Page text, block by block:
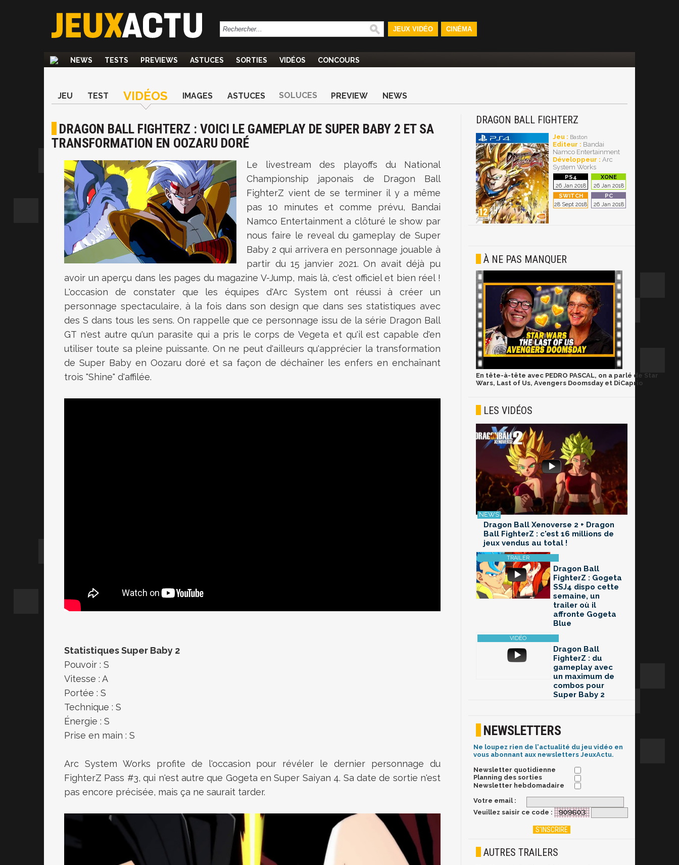
JEUX VIDÉO CINÉMA
NEWS TESTS PREVIEWS ASTUCES SORTIES VIDÉOS CONCOURS
JEU TEST VIDÉOS IMAGES ASTUCES SOLUCES PREVIEW NEWS
DRAGON BALL FIGHTERZ : VOICI LE GAMEPLAY DE SUPER BABY 2 ET SA
TRANSFORMATION EN OOZARU DORÉ
Le livestream des playoffs du National
Championship japonais de Dragon Ball
FighterZ vient de se terminer il y a même
pas 10 minutes et comme prévu, Bandai
Namco Entertainment a clôturé le show par
nous faire le reveal du gameplay de Super
Baby 2 qui arrivera en personnage jouable à
partir du 15 janvier 2021. On avait déjà pu
avoir un aperçu dans les pages du magazine V-Jump, mais là, c'est officiel et bien réel !
L'occasion de constater que les équipes d'Arc System ont réussi à créer un
personnage spectaculaire, à la fois dans son design que dans ses statistiques avec
des S dans tous les sens. On rappelle que ce personnage issu de la série Dragon Ball
GT n'est autre qu'un parasite qui a pris le corps de Vegeta et qu'il est capable d'en
utiliser toute sa pleine puissante. On ne peut d'ailleurs qu'apprécier la transformation
de Super Baby en Oozaru doré et sa façon de déchaîner les enfers en enchaînant
trois "Shine" d'affilée.
Statistiques Super Baby 2
Pouvoir : S
Vitesse : A
Portée : S
Technique : S
Énergie : S
Prise en main : S
Arc System Works profite de l'occasion pour révéler le dernier personnage du
FighterZ Pass #3, qui n'est autre que Gogeta en Super Saiyan 4. Sa date de sortie n'est
pas encore précisée, mais ça ne saurait tarder.
DRAGON BALL FIGHTERZ
Jeu : Baston
Editeur : Bandai
Namco Entertainment
Développeur : Arc
System Works
26 Jan 2018 26 Jan 2018
28 Sept 2018 26 Jan 2018
À NE PAS MANQUER
En tête-à-tête avec PEDRO PASCAL, on a parlé de Star
Wars, Last of Us, Avengers Doomsday et DiCaprio
LES VIDÉOS
Dragon Ball Xenoverse 2 + Dragon
Ball FighterZ : c'est 16 millions de
jeux vendus au total !
Dragon Ball
FighterZ : Gogeta
SSJ4 dispo cette
semaine, un
trailer où il
affronte Gogeta
Blue
Dragon Ball
FighterZ : du
gameplay avec
un maximum de
combos pour
Super Baby 2
NEWSLETTERS
Ne loupez rien de l'actualité du jeu vidéo en
vous abonnant aux newsletters JeuxActu.
Newsletter quotidienne
Planning des sorties
Newsletter hebdomadaire
Votre email :
Veuillez saisir ce code :
AUTRES TRAILERS